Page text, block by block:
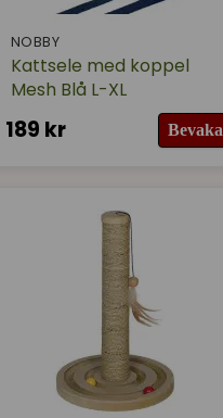
NOBBY
Kattsele med koppel
Mesh Blå L-XL
189 kr Bevaka